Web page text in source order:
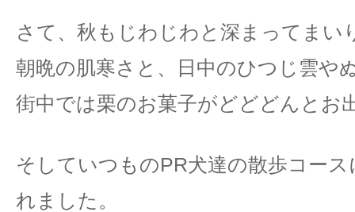
さて、秋もじわじわと深まってまい
朝晩の肌寒さと、日中のひつじ雲や
街中では栗のお菓子がどどどんとお
そしていつものPR犬達の散歩コー
れました。